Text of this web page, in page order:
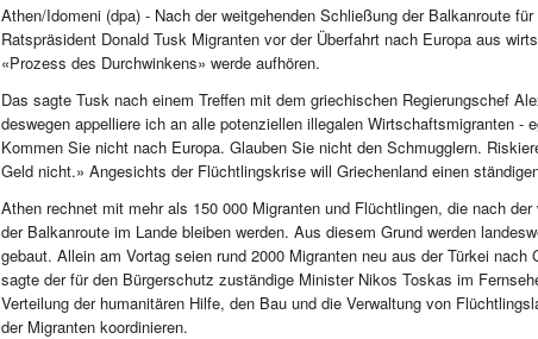
Athen/Idomeni (dpa) - Nach der weitgehenden Schließung der Balkanroute
Ratspräsident Donald Tusk Migranten vor der Überfahrt nach Europa aus
«Prozess des Durchwinkens» werde aufhören.
Das sagte Tusk nach einem Treffen mit dem griechischen Regierungschef
deswegen appelliere ich an alle potenziellen illegalen Wirtschaftsmigranten -
Kommen Sie nicht nach Europa. Glauben Sie nicht den Schmugglern.
Geld nicht.» Angesichts der Flüchtlingskrise will Griechenland einen
Athen rechnet mit mehr als 150 000 Migranten und Flüchtlingen, die nach
der Balkanroute im Lande bleiben werden. Aus diesem Grund werden
gebaut. Allein am Vortag seien rund 2000 Migranten neu aus der Türkei nach
sagte der für den Bürgerschutz zuständige Minister Nikos Toskas im
Verteilung der humanitären Hilfe, den Bau und die Verwaltung von
der Migranten koordinieren.